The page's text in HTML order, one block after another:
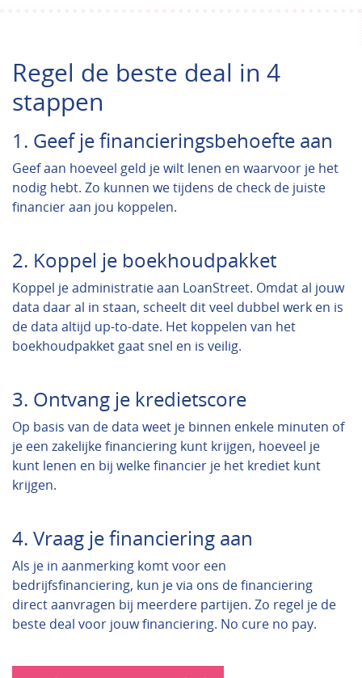
Regel de beste deal in 4
stappen
1. Geef je financieringsbehoefte aan
Geef aan hoeveel geld je wilt lenen en waarvoor je het
nodig hebt. Zo kunnen we tijdens de check de juiste
financier aan jou koppelen.
2. Koppel je boekhoudpakket
Koppel je administratie aan LoanStreet. Omdat al jouw
data daar al in staan, scheelt dit veel dubbel werk en is
de data altijd up-to-date. Het koppelen van het
boekhoudpakket gaat snel en is veilig.
3. Ontvang je kredietscore
Op basis van de data weet je binnen enkele minuten of
je een zakelijke financiering kunt krijgen, hoeveel je
kunt lenen en bij welke financier je het krediet kunt
krijgen.
4. Vraag je financiering aan
Als je in aanmerking komt voor een
bedrijfsfinanciering, kun je via ons de financiering
direct aanvragen bij meerdere partijen. Zo regel je de
beste deal voor jouw financiering. No cure no pay.